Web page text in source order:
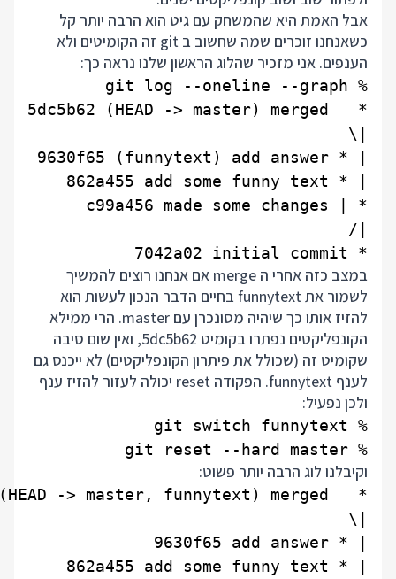
אבל האמת היא שהמשחק עם גיט הוא הרבה יותר קל
כשאנחנו זוכרים שמה שחשוב ב git זה הקומיטים ולא
הענפים. אני מזכיר שהלוג הראשון שלנו נראה כך:
* 7042a02 initial commit
במצב כזה אחרי ה merge אם אנחנו רוצים להמשיך
לשמור את funnytext בחיים הדבר הנכון לעשות הוא
להזיז אותו כך שיהיה מסונכרן עם master. הרי ממילא
הקונפליקטים נפתרו בקומיט 5dc5b62, ואין שום סיבה
שקומיט זה (שכולל את פיתרון הקונפליקטים) לא ייכנס גם
לענף funnytext. הפקודה reset יכולה לעזור להזיז ענף
ולכן נפעיל:
% git reset --hard master
וקיבלנו לוג הרבה יותר פשוט: